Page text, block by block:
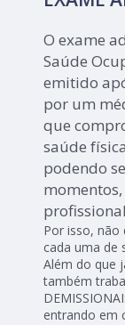
O exame
Saúde
emitido
por um
que
saúde
podendo
Por isso, não
cada uma de
Além do que
também
entrando em